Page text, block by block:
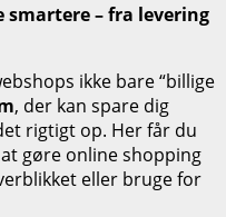
– fra levering
ikke bare “billige
, der kan spare dig
rigtigt op. Her får du
gøre online shopping
eller bruge for